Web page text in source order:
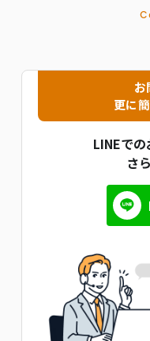
お
更に
LINEでの
さ